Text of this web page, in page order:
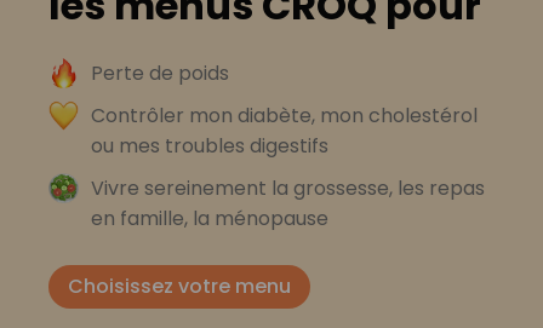
Perte de poids
Contrôler mon diabète, mon cholestérol
ou mes troubles digestifs
Vivre sereinement la grossesse, les repas
en famille, la ménopause
Choisissez votre menu